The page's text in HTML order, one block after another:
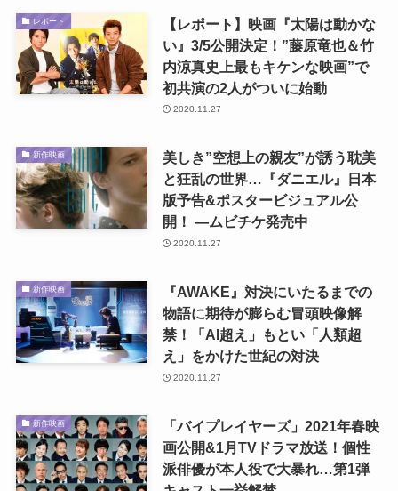
レポート
【レポート】映画『太陽は動かな
い』3/5公開決定！”藤原竜也＆竹
内涼真史上最もキケンな映画”で
初共演の2人がついに始動
2020.11.27
新作映画
美しき”空想上の親友”が誘う耽美
と狂乱の世界…『ダニエル』日本
版予告&ポスタービジュアル公
開！ ―ムビチケ発売中
2020.11.27
新作映画
『AWAKE』対決にいたるまでの
物語に期待が膨らむ冒頭映像解
禁！「AI超え」もとい「人類超
え」をかけた世紀の対決
2020.11.27
新作映画
「バイプレイヤーズ」2021年春映
画公開&1月TVドラマ放送！個性
派俳優が本人役で大暴れ…第1弾